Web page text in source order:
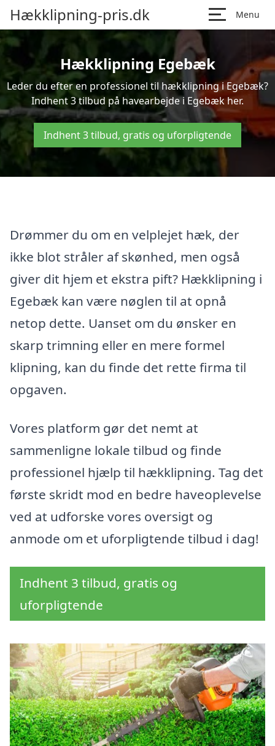
Hækklipning-pris.dk Menu
Hækklipning Egebæk
Leder du efter en professionel til hækklipning i Egebæk?
Indhent 3 tilbud på havearbejde i Egebæk her.
Indhent 3 tilbud, gratis og uforpligtende
Drømmer du om en velplejet hæk, der
ikke blot stråler af skønhed, men også
giver dit hjem et ekstra pift? Hækklipning i
Egebæk kan være nøglen til at opnå
netop dette. Uanset om du ønsker en
skarp trimning eller en mere formel
klipning, kan du finde det rette firma til
opgaven.
Vores platform gør det nemt at
sammenligne lokale tilbud og finde
professionel hjælp til hækklipning. Tag det
første skridt mod en bedre haveoplevelse
ved at udforske vores oversigt og
anmode om et uforpligtende tilbud i dag!
Indhent 3 tilbud, gratis og
uforpligtende